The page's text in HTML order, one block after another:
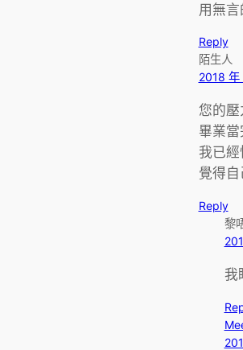
用無
Reply
陌生人
2018 年
您的
畢業
我已
覺得
Reply
黎
我